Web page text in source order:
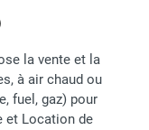
la vente et la
à air chaud ou
fuel, gaz) pour
et Location de